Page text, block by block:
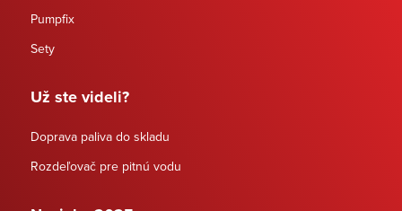
Pumpfix
Sety
Už ste videli?
Doprava paliva do skladu
Rozdeľovač pre pitnú vodu